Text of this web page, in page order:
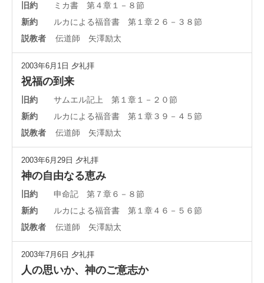
旧約
ミカ書 第４章１－８節
新約
ルカによる福音書 第１章２６－３８節
説教者
伝道師 矢澤励太
2003年6月1日 夕礼拝
祝福の到来
旧約
サムエル記上 第１章１－２０節
新約
ルカによる福音書 第１章３９－４５節
説教者
伝道師 矢澤励太
2003年6月29日 夕礼拝
神の自由なる恵み
旧約
申命記 第７章６－８節
新約
ルカによる福音書 第１章４６－５６節
説教者
伝道師 矢澤励太
2003年7月6日 夕礼拝
人の思いか、神のご意志か